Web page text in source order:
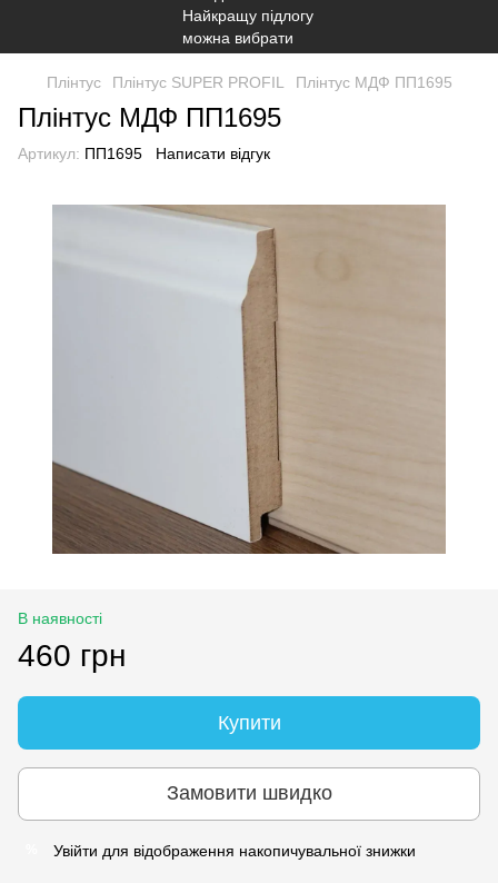
Плінтус Плінтус SUPER PROFIL Плінтус МДФ ПП1695
Плінтус МДФ ПП1695
Артикул: ПП1695 Написати відгук
В наявності
460 грн
Купити
Замовити швидко
Увійти для відображення накопичувальної знижки